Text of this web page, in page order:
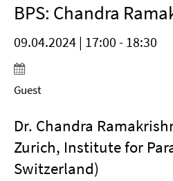
BPS: Chandra
09.04.2024 | 17:00 - 18:30
Guest
Dr. Chandra
Zurich, Institute for
Switzerland)